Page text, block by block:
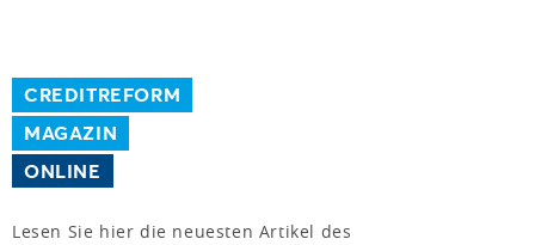
CREDITREFORM
MAGAZIN
ONLINE
Lesen Sie hier die neuesten Artikel des